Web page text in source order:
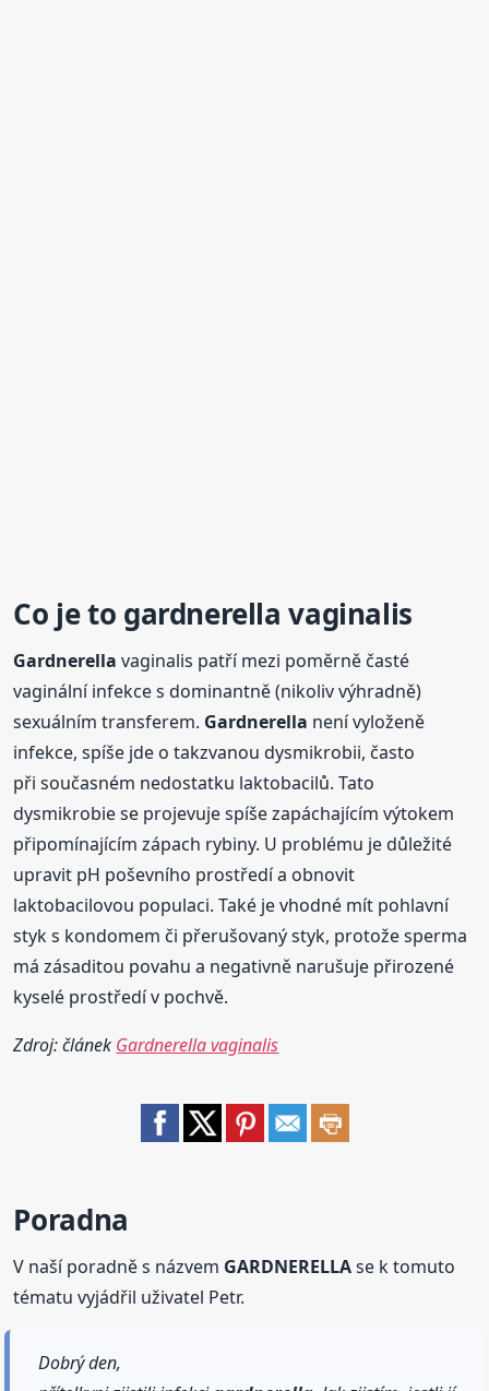
Co je to gardnerella vaginalis
Gardnerella vaginalis patří mezi poměrně časté
vaginální infekce s dominantně (nikoliv výhradně)
sexuálním transferem. Gardnerella není vyloženě
infekce, spíše jde o takzvanou dysmikrobii, často
při současném nedostatku laktobacilů. Tato
dysmikrobie se projevuje spíše zapáchajícím výtokem
připomínajícím zápach rybiny. U problému je důležité
upravit pH poševního prostředí a obnovit
laktobacilovou populaci. Také je vhodné mít pohlavní
styk s kondomem či přerušovaný styk, protože sperma
má zásaditou povahu a negativně narušuje přirozené
kyselé prostředí v pochvě.
Zdroj: článek Gardnerella vaginalis
Poradna
V naší poradně s názvem GARDNERELLAse k tomuto
tématu vyjádřil uživatel Petr.
Dobrý den,